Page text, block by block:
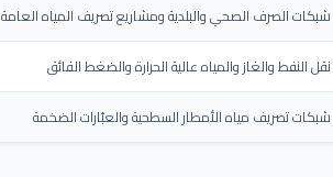
شبكات الصرف الصحي والبلدية ومشاريع تصريف المياه العامة
نقل النفط والغاز والمياه عالية الحرارة والضغط الفائق
شبكات تصريف مياه الأمطار السطحية والعبّارات الضخمة